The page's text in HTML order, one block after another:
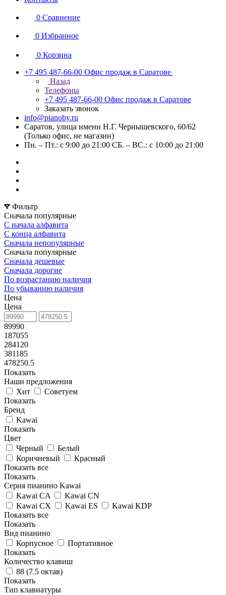
0 Сравнение
0 Избранное
0 Корзина
+7 495 487-66-00 Офис продаж в Саратове
Назад
Телефоны
+7 495 487-66-00 Офис продаж в Саратове
Заказать звонок
info@pianoby.ru
Саратов, улица имени Н.Г. Чернышевского, 60/62
(Только офис, не магазин)
Пн. – Пт.: с 9:00 до 21:00 СБ. – ВС.: с 10:00 до 21:00
Фильтр
Сначала популярные
С начала алфавита
С конца алфавита
Сначала непопулярные
Сначала популярные
Сначала дешевые
Сначала дорогие
По возрастанию наличия
По убыванию наличия
Цена
Цена
89990
187055
284120
381185
478250.5
Показать
Наши предложения
Хит
Советуем
Показать
Бренд
Kawai
Показать
Цвет
Черный
Белый
Коричневый
Красный
Показать все
Показать
Серия пианино Kawai
Kawai CA
Kawai CN
Kawai CX
Kawai ES
Kawai KDP
Показать все
Показать
Вид пианино
Корпусное
Портативное
Показать
Количество клавиш
88 (7.5 октав)
Показать
Тип клавиатуры